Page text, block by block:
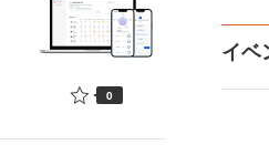
0
イベ